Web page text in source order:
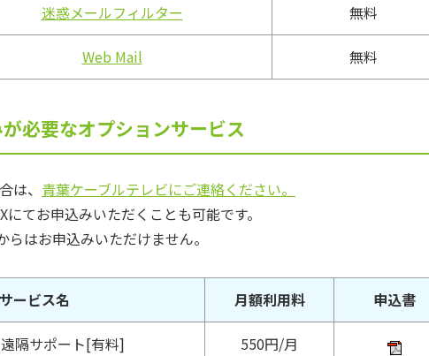
迷惑メールフィルター 無料
Web Mail 無料
必要なオプションサービス
は、 青葉ケーブルテレビにご連絡ください。
てお申込みいただくことも可能です。
はお申込みいただけません。
サービス名 月額利用料 申込書
隔サポート[有料] 550円/月